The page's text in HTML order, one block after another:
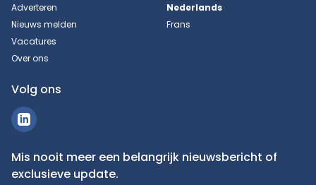
Adverteren
Nieuws melden
Vacatures
Over ons
Nederlands
Frans
Volg ons
Mis nooit meer een belangrijk nieuwsbericht of
exclusieve update.